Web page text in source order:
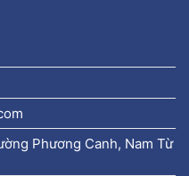
Phương Canh, Nam Từ